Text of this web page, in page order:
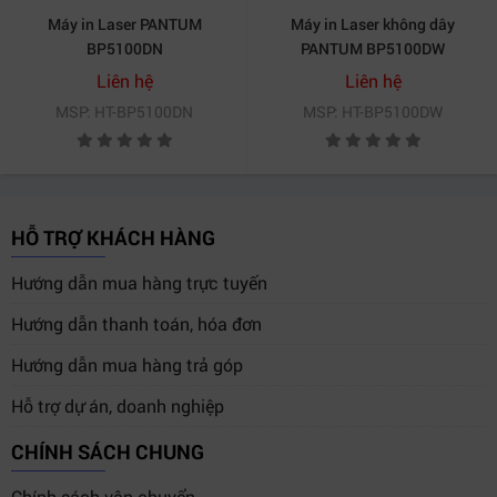
chất lượng cao.
5. So sánhMáy in Laser đa năng không
Sản phẩm
in
PANTUM BM5100ADW
40
LaserJet Pro
Máy in Brother MFC-
L8900CDW
Máy in Laser PANTUM
BP5100DN
Liên hệ
MSP: HT-BP5100DN
Máy in Laser không dây
PANTUM BP5100DW
Liên hệ
MSP: HT-BP5100DW
HỖ TRỢ KHÁCH HÀNG
Hướng dẫn mua hàng trực tuyến
Hướng dẫn thanh toán, hóa đơn
Hướng dẫn mua hàng trả góp
Hỗ trợ dự án, doanh nghiệp
CHÍNH SÁCH CHUNG